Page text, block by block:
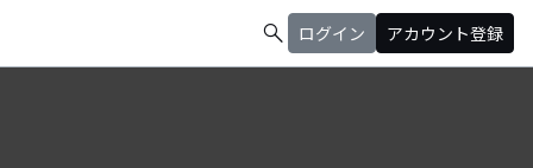
search ログイン アカウント登録